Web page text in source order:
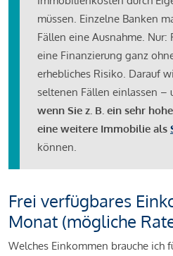
müssen. Einzelne Banken
Fällen eine Ausnahme. Nur:
eine Finanzierung ganz
erhebliches Risiko. Darauf
seltenen Fällen einlassen –
wenn Sie z. B. ein sehr
eine weitere Immobilie als
können.
Frei verfügbares
Monat (mögliche
Welches Einkommen brauche ich